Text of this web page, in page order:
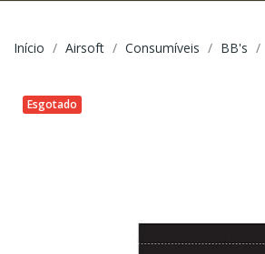
Início Airsoft Consumíveis BB's
Esgotado